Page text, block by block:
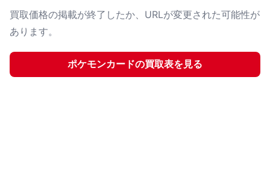
買取価格の掲載が終了したか、URLが変更された可能性が
あります。
ポケモンカードの買取表を見る